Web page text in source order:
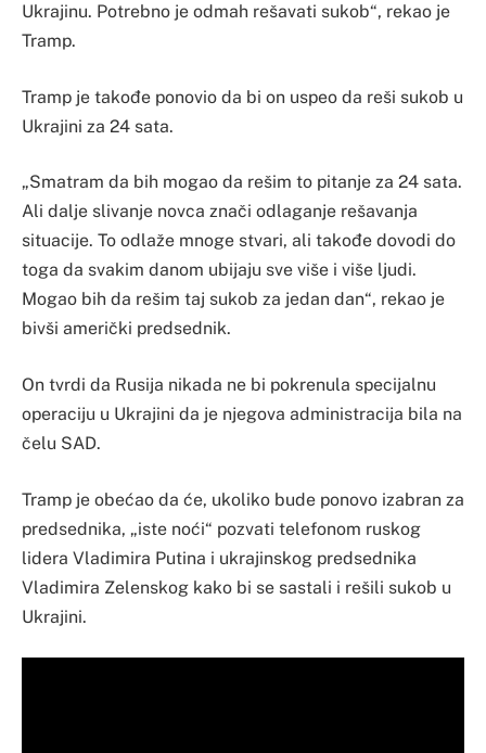
Ukrajinu. Potrebno je odmah rešavati sukob“, rekao je
Tramp.
Tramp je takođe ponovio da bi on uspeo da reši sukob u
Ukrajini za 24 sata.
„Smatram da bih mogao da rešim to pitanje za 24 sata.
Ali dalje slivanje novca znači odlaganje rešavanja
situacije. To odlaže mnoge stvari, ali takođe dovodi do
toga da svakim danom ubijaju sve više i više ljudi.
Mogao bih da rešim taj sukob za jedan dan“, rekao je
bivši američki predsednik.
On tvrdi da Rusija nikada ne bi pokrenula specijalnu
operaciju u Ukrajini da je njegova administracija bila na
čelu SAD.
Tramp je obećao da će, ukoliko bude ponovo izabran za
predsednika, „iste noći“ pozvati telefonom ruskog
lidera Vladimira Putina i ukrajinskog predsednika
Vladimira Zelenskog kako bi se sastali i rešili sukob u
Ukrajini.